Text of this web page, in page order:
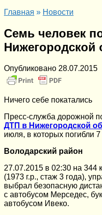
Главная » Новости
Семь человек
Нижегородской
Опубликовано 28.07.2015
Ничего себе покатались
Пресс-служба дорожной
ДТП в Нижегородской
июля, в которых погибли 7
Володарский район
27.07.2015 в 02:30 на 344
(1973 г.р., стаж 3 года),
выбрал безопасную
с автобусом Мерседес,
автобусом Ивеко.